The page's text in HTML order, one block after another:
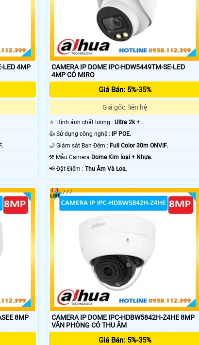
LED 4MP
CAMERA IP DOME IPC-HDW5449TM-SE-LED
4MP CÓ MIRO
Giá Bán: 5%-35%
Giá gốc: liên hệ
🔅 Hình ảnh chất lượng : Ultra 2k + .
👍 Sử dụng công nghệ :
IP POE.
🌙 Giám sát Ban Đêm : Full Color 30m ONVIF.
⚒ Mẫu Camera Dome Kim loại + Nhựa.
️📢 Đặt Điểm : Thu Âm Và Loa.
8MP
CAMERA IP DOME IPC-HDBW5842H-Z4HE 8MP
VĂN PHÒNG CÓ THU ÂM
Giá Bán: 5%-35%
777